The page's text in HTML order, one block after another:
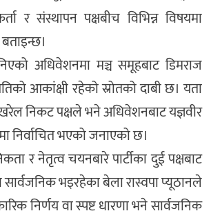
र संस्थापन पक्षबीच विभिन्न विषयमा
अधिवेशनमा मञ्च समूहबाट डिमराज
आकांक्षी रहेको स्रोतको दाबी छ। यता
निकट पक्षले भने अधिवेशनबाट यज्ञवीर
निर्वाचित भएको जनाएको छ।
र नेतृत्व चयनबारे पार्टीका दुई पक्षबाट
भइरहेका बेला रास्वपा प्यूठानले
निर्णय वा स्पष्ट धारणा भने सार्वजनिक